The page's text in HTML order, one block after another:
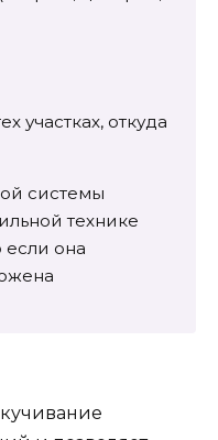
участках, откуда
системы
технике
если она